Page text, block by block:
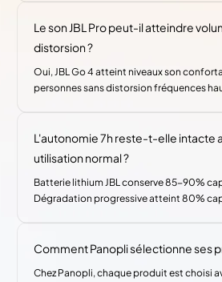
Le son JBL Pro peut-il atteindre
distorsion ?
Oui, JBL Go 4 atteint niveaux son
personnes sans distorsion fréquences
L'autonomie 7h reste-t-elle intacte
utilisation normal ?
Batterie lithium JBL conserve 85-90%
Dégradation progressive atteint 80%
Comment Panopli sélectionne ses
Chez Panopli, chaque produit est choisi